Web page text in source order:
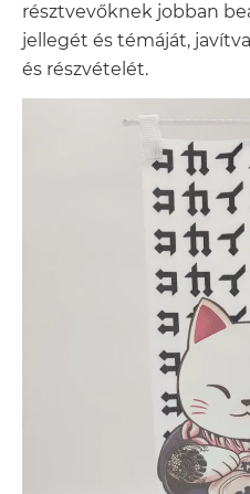
résztvevőknek jobban
jellegét és témáját,
és részvételét.